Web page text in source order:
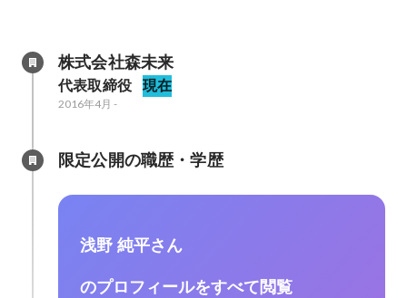
株式会社森未来
代表取締役 現在
2016年4月 -
限定公開の職歴・学歴
浅野 純平さん
のプロフィールをすべて閲覧